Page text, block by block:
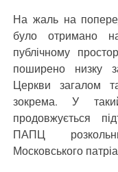
На жаль на
було отримано
публічному
поширено низку
Церкви загалом
зокрема. У
продовжується
ПАПЦ
Московського